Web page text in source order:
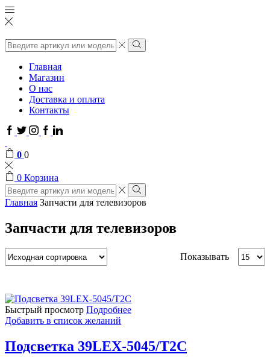
Поиск
ввода
Поиск
Главная
Магазин
О нас
Доставка и оплата
Контакты
Facebook
TwitterInstagram
GoogleLinkedin
0 0
0 Корзина
Поиск
ввода
Поиск
Главная Запчасти для телевизоров
Запчасти для телевизоров
Показывать
Быстрый просмотр Подробнее
Добавить в список желаний
Подсветка 39LEX-5045/T2C